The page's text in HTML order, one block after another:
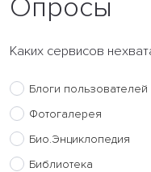
Опросы
Каких сервисов
Блоги пользователей
Фотогалерея
Био.Энциклопедия
Библиотека